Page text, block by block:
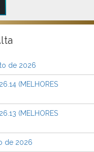
de 2026
(MELHORES
(MELHORES
de 2026